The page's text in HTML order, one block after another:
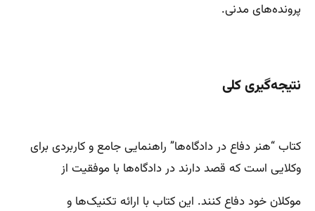
پرونده‌های مدنی.
نتیجه‌گیری کلی
کتاب “هنر دفاع در دادگاه‌ها” راهنمایی جامع و کاربردی برای
وکلایی است که قصد دارند در دادگاه‌ها با موفقیت از
موکلان خود دفاع کنند. این کتاب با ارائه تکنیک‌ها و